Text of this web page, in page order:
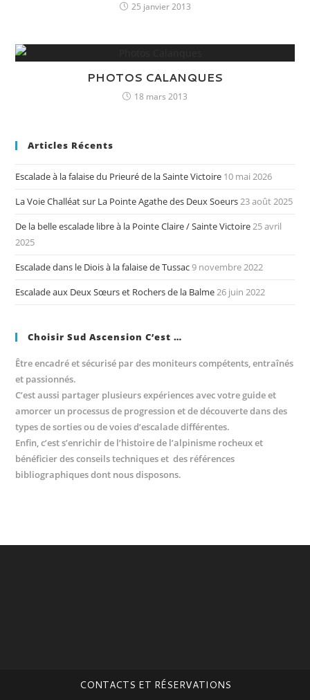
25 janvier 2013
PHOTOS CALANQUES
18 mars 2013
Articles Récents
Escalade à la falaise du Prieuré de la Sainte Victoire 10 mai 2026
La Voie Challéat sur La Pointe Agathe des Deux Soeurs23 août 2025
De la belle escalade libre à la Pointe Claire / Sainte Victoire25 avril
2025
Escalade dans le Diois à la falaise de Tussac9 novembre 2022
Escalade aux Deux Sœurs et Rochers de la Balme26 juin 2022
Choisir Sud Ascension C’est …
Être encadré et sécurisé par des moniteurs compétents, entraînés
et passionnés.
C’est aussi partager plusieurs expériences avec votre guide et
amorcer un processus de progression et de découverte dans des
types de sorties ou de voies d’escalade différentes.
Enfin, c’est s’enrichir de l’histoire de l’alpinisme rocheux et
bénéficier des conseils techniques et des références
bibliographiques dont nous disposons.
CONTACTS ET RÉSERVATIONS